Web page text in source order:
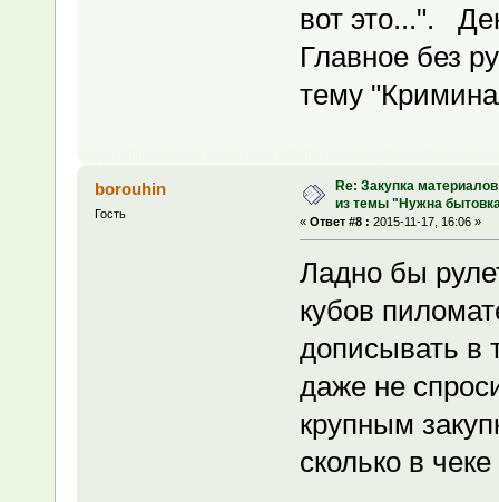
вот это...".
Главное без
тему
borouhin
Гость
Re: Закупка
из темы "Нужна
« Ответ #8 : 2015-11-17, 16:06 »
Ладно бы
кубов
дописывать в
даже не
крупным
сколько в